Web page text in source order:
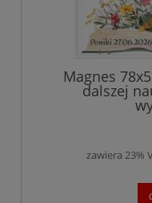
Magnes
dalszej
zawiera 23%